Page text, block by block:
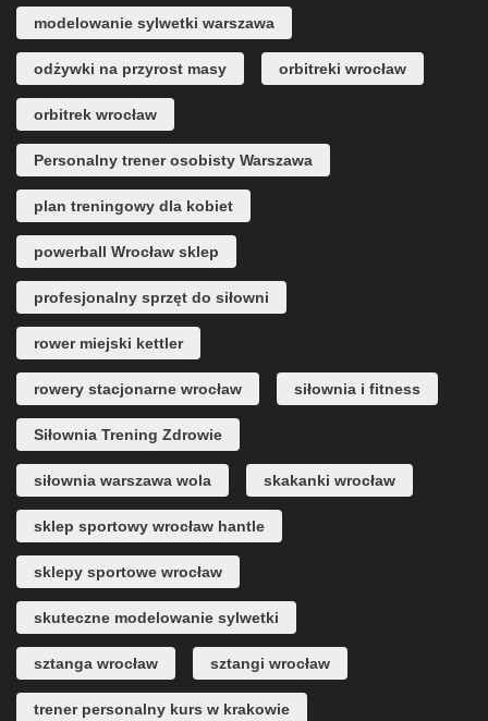
modelowanie sylwetki warszawa
odżywki na przyrost masy orbitreki wrocław
orbitrek wrocław
Personalny trener osobisty Warszawa
plan treningowy dla kobiet
powerball Wrocław sklep
profesjonalny sprzęt do siłowni
rower miejski kettler
rowery stacjonarne wrocław siłownia i fitness
Siłownia Trening Zdrowie
siłownia warszawa wola skakanki wrocław
sklep sportowy wrocław hantle
sklepy sportowe wrocław
skuteczne modelowanie sylwetki
sztanga wrocław sztangi wrocław
trener personalny kurs w krakowie